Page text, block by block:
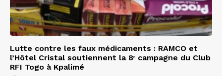
Lutte contre les faux médicaments : RAMCO et
l’Hôtel Cristal soutiennent la 8ᵉ campagne du Club
RFI Togo à Kpalimé